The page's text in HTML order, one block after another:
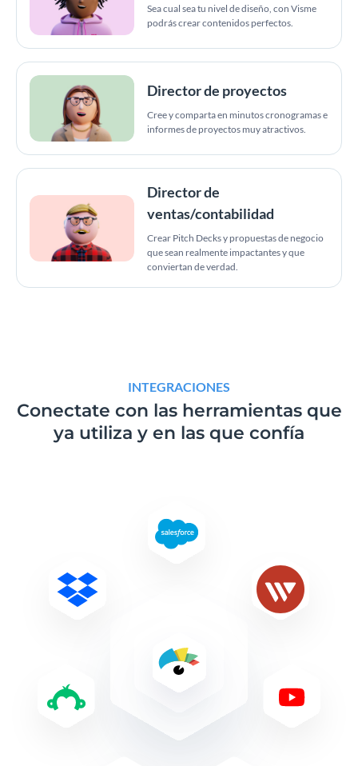
Sea cual sea tu nivel de diseño, con Visme
podrás crear contenidos perfectos.
Director de proyectos
Cree y comparta en minutos cronogramas e
informes de proyectos muy atractivos.
Director de
ventas/contabilidad
Crear Pitch Decks y propuestas de negocio
que sean realmente impactantes y que
conviertan de verdad.
INTEGRACIONES
Conectate con las herramientas que
ya utiliza y en las que confía